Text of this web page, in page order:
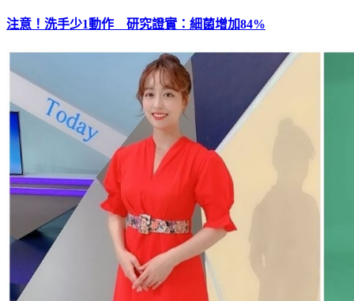
注意！洗手少1動作 研究證實：細菌增加84%